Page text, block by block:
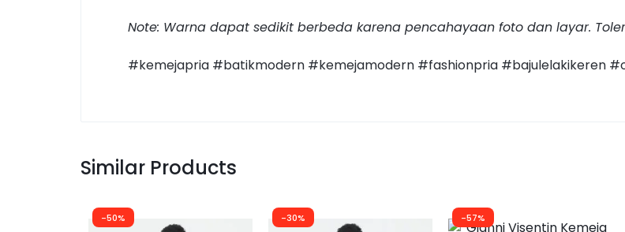
Note: Warna dapat sedikit berbeda karena pencahayaan foto dan layar.
#kemejapria #batikmodern #kemejamodern #fashionpria #bajulelakikeren
Similar Products
-50% -30% -57%